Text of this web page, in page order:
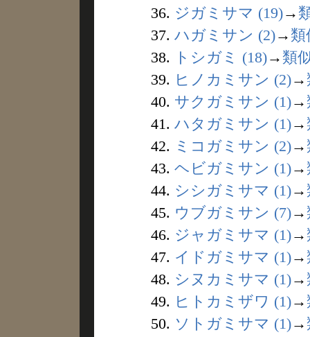
36. ジガミサマ (19)→
37. ハガミサン (2)→ 類
38.
トシガミ (18)→ 類
39. ヒノカミサン (2)→
40. サクガミサン (1)→
41. ハタガミサン (1)→
42. ミコガミサン (2)→
43. ヘビガミサン (1)→
44. シシガミサマ (1)→
45. ウブガミサン (7)→
46. ジャガミサマ (1)→
47. イドガミサマ (1)→
48. シヌカミサマ (1)→
49. ヒトカミザワ (1)→
50. ソトガミサマ (1)→